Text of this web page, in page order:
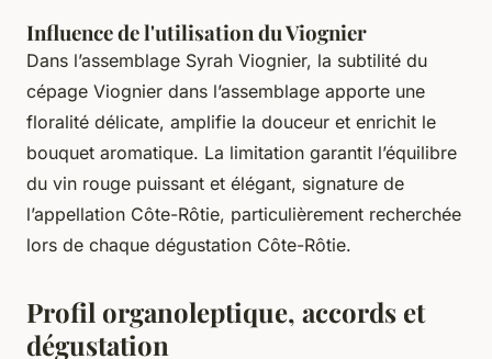
Influence de l'utilisation du Viognier
Dans l’assemblage Syrah Viognier, la subtilité du
cépage Viognier dans l’assemblage apporte une
floralité délicate, amplifie la douceur et enrichit le
bouquet aromatique. La limitation garantit l’équilibre
du vin rouge puissant et élégant, signature de
l’appellation Côte-Rôtie, particulièrement recherchée
lors de chaque dégustation Côte-Rôtie.
Profil organoleptique, accords et
dégustation